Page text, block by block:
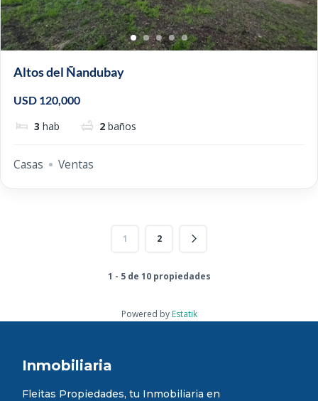
Altos del Ñandubay
USD 120,000
3 hab 2 baños
Casas Ventas
1 2
1 - 5 de 10 propiedades
Powered by Estatik
Inmobiliaria
Fleitas Propiedades, tu Inmobiliaria en